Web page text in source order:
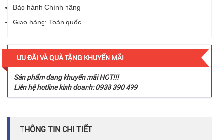
Bảo hành Chính hãng
Giao hàng: Toàn quốc
ƯU ĐÃI VÀ QUÀ TẶNG KHUYẾN MÃI
Sản phẩm đang khuyến mãi HOT!!!
Liên hệ hotline kinh doanh: 0938 390 499
THÔNG TIN CHI TIẾT